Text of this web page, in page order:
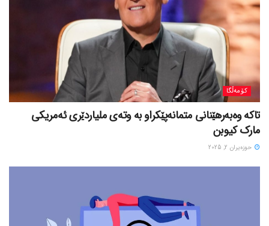
کۆمەڵگا
تاکە وەبەرهێنانی متمانەپێکراو بە وتەی ملیاردێری ئەمریکی
مارک کیوبن
حوزه‌یران 2, 2025